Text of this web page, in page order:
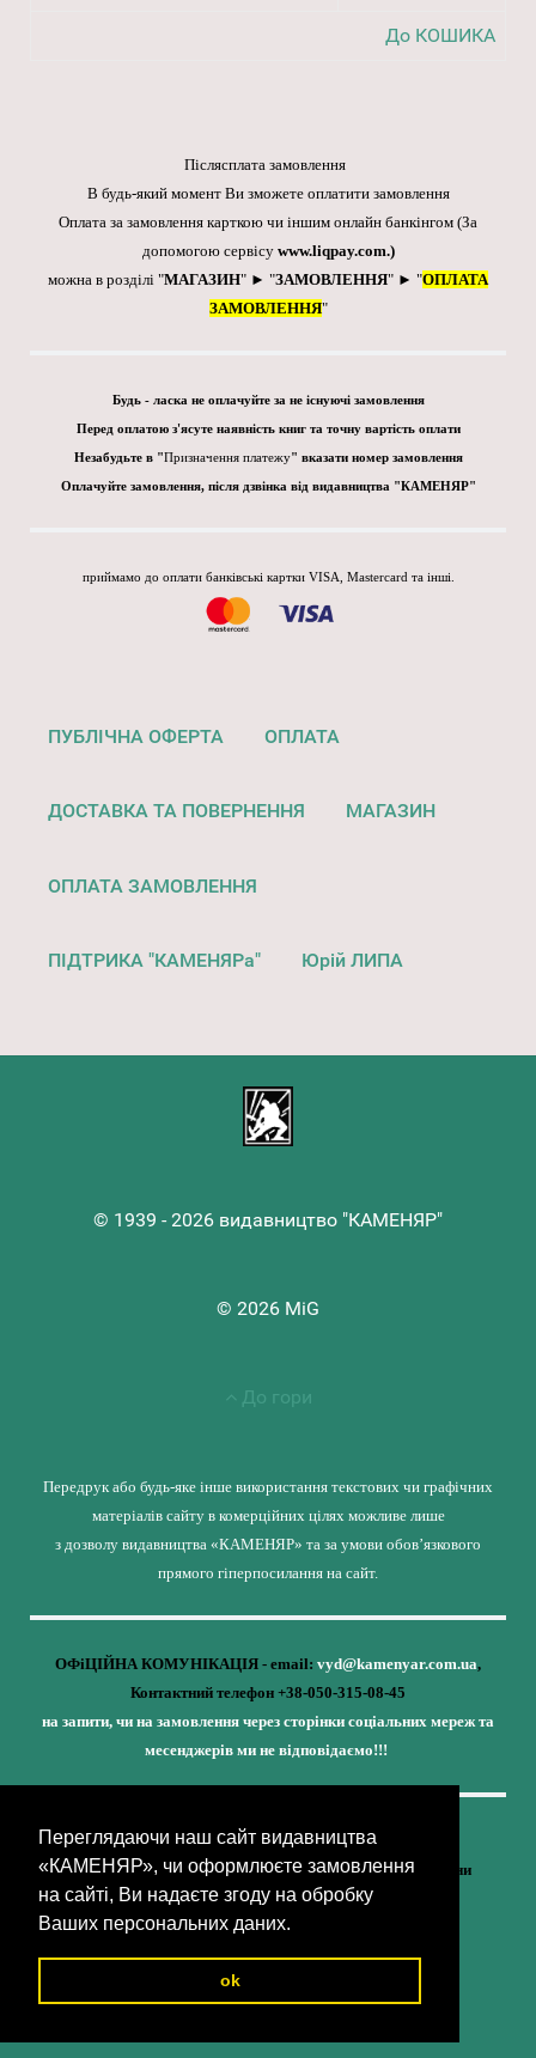
Переглядаючи наш сайт видавництва
«КАМЕНЯР», чи оформлюєте замовлення
на сайті, Ви надаєте згоду на обробку
Ваших персональних даних.
ok
До КОШИКА
Післясплата замовлення
В будь-який момент Ви зможете оплатити замовлення
Оплата за замовлення карткою чи іншим онлайн банкінгом (За
допомогою сервісу www.liqpay.com.)
можна в розділі "МАГАЗИН" ► "ЗАМОВЛЕННЯ" ► "ОПЛАТА
ЗАМОВЛЕННЯ"
Будь - ласка не оплачуйте за не існуючі замовлення
Перед оплатою з'ясуте наявність книг та точну вартість оплати
Незабудьте в "Призначення платежу" вказати номер замовлення
Оплачуйте замовлення, після дзвінка від видавництва "КАМЕНЯР"
приймамо до оплати банківські картки VISA, Mastercard та інші.
ПУБЛІЧНА ОФЕРТА ОПЛАТА
ДОСТАВКА ТА ПОВЕРНЕННЯ МАГАЗИН
ОПЛАТА ЗАМОВЛЕННЯ
ПІДТРИКА "КАМЕНЯРа" Юрій ЛИПА
© 1939 - 2026 видавництво "КАМЕНЯР"
© 2026 MiG
До гори
Передрук або будь-яке інше використання текстових чи графічних
матеріалів сайту в комерційних цілях можливе лише
з дозволу видавництва «КАМЕНЯР» та за умови обов’язкового
прямого гіперпосилання на сайт.
ОФіЦІЙНА КОМУНІКАЦІЯ - email: vyd@kamenyar.com.ua,
Контактний телефон +38-050-315-08-45
на запити, чи на замовлення через сторінки соціальних мереж та
месенджерів ми не відповідаємо!!!
Кожне наше видання - це внесок у спротив,
у збереження ідентичності та неминучу перемогу України
(видавництво «КАМЕНЯР»)